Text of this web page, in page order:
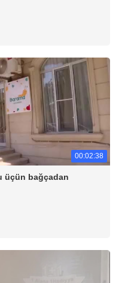
00:02:38
üçün bağçadan